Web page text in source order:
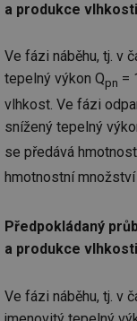
a produkce
Ve fázi náběhu, tj. v
tepelný výkon Qpn =
vlhkost. Ve fázi
snížený tepelný
se předává
hmotnostní
Předpokládaný
a produkce
Ve fázi náběhu, tj. v